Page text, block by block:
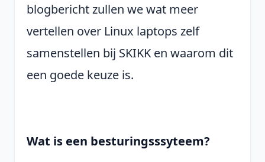
blogbericht zullen we wat meer
vertellen over Linux laptops zelf
samenstellen bij SKIKK en waarom dit
een goede keuze is.
Wat is een besturingsssyteem?